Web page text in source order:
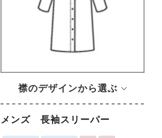
襟のデザインから選ぶ
メンズ 長袖スリーパー